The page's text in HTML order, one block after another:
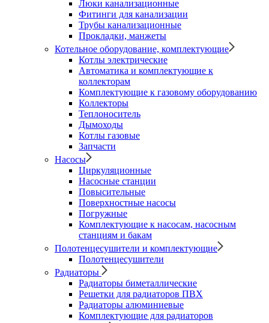
Люки канализационные
Фитинги для канализации
Трубы канализационные
Прокладки, манжеты
Котельное оборудование, комплектующие
Котлы электрические
Автоматика и комплектующие к
коллекторам
Комплектующие к газовому оборудованию
Коллекторы
Теплоноситель
Дымоходы
Котлы газовые
Запчасти
Насосы
Циркуляционные
Насосные станции
Повысительные
Поверхностные насосы
Погружные
Комплектующие к насосам, насосным
станциям и бакам
Полотенцесушители и комплектующие
Полотенцесушители
Радиаторы
Радиаторы биметаллические
Решетки для радиаторов ПВХ
Радиаторы алюминиевые
Комплектующие для радиаторов